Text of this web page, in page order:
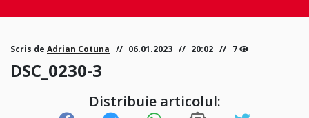
Scris de Adrian Cotuna 06.01.2023 20:02 7
DSC_0230-3
Distribuie articolul: